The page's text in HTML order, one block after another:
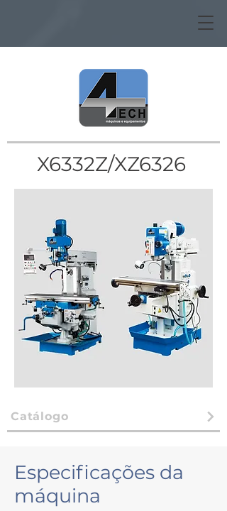
X6332Z/XZ6326
Catálogo
Especificações da
máquina